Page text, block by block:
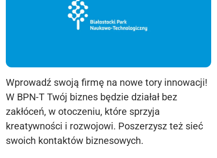
Wprowadź swoją firmę na nowe tory innowacji!
W BPN-T Twój biznes będzie działał bez
zakłóceń, w otoczeniu, które sprzyja
kreatywności i rozwojowi. Poszerzysz też sieć
swoich kontaktów biznesowych.